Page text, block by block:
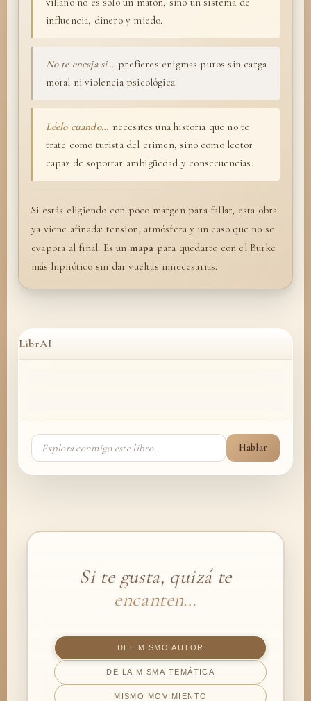
influencia, dinero y miedo.
No te encaja si… prefieres enigmas puros sin carga
moral ni violencia psicológica.
Léelo cuando… necesites una historia que no te
trate como turista del crimen, sino como lector
capaz de soportar ambigüedad y consecuencias.
Si estás eligiendo con poco margen para fallar, esta obra
ya viene afinada: tensión, atmósfera y un caso que no se
evapora al final. Es un mapa para quedarte con el Burke
más hipnótico sin dar vueltas innecesarias.
LibrAI
Hablar
Si te gusta, quizá te
encanten…
DEL MISMO AUTOR
DE LA MISMA TEMÁTICA
MISMO MOVIMIENTO